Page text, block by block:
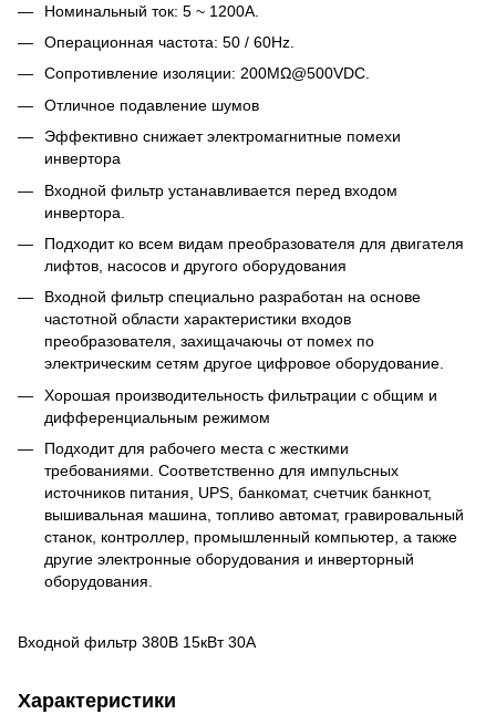
Номинальный ток: 5 ~ 1200A.
Операционная частота: 50 / 60Hz.
Сопротивление изоляции: 200MΩ@500VDC.
Отличное подавление шумов
Эффективно снижает электромагнитные помехи
инвертора
Входной фильтр устанавливается перед входом
инвертора.
Подходит ко всем видам преобразователя для двигателя
лифтов, насосов и другого оборудования
Входной фильтр специально разработан на основе
частотной области характеристики входов
преобразователя, захищачаючы от помех по
электрическим сетям другое цифровое оборудование.
Хорошая производительность фильтрации с общим и
дифференциальным режимом
Подходит для рабочего места с жесткими
требованиями. Cоответственно для импульсных
источников питания, UPS, банкомат, счетчик банкнот,
вышивальная машина, топливо автомат, гравировальный
станок, контроллер, промышленный компьютер, а также
другие электронные оборудования и инверторный
оборудования.
Входной фильтр 380В 15кВт 30А
Характеристики